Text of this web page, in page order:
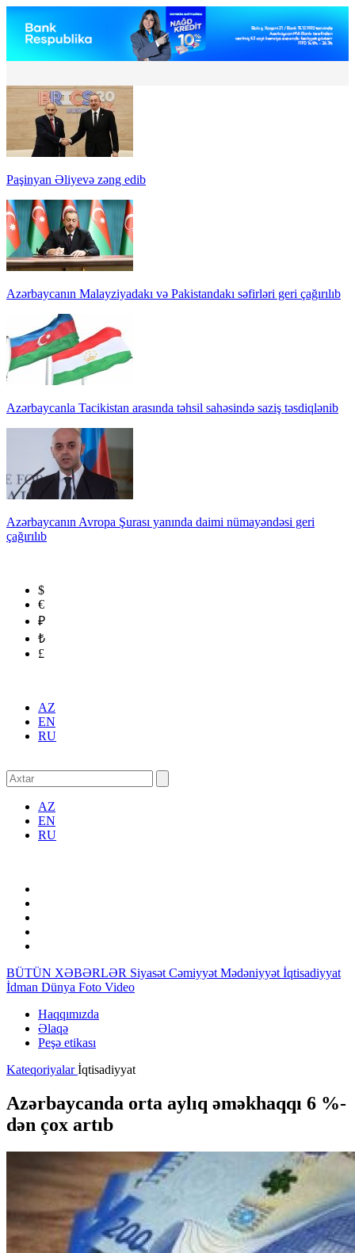
Paşinyan Əliyevə zəng edib
Azərbaycanın Malayziyadakı və Pakistandakı səfirləri geri çağırılıb
Azərbaycanla Tacikistan arasında təhsil sahəsində saziş təsdiqlənib
Azərbaycanın Avropa Şurası yanında daimi nümayəndəsi geri
çağırılıb
$
€
₽
₺
£
AZ
EN
RU
AZ
EN
RU
BÜTÜN XƏBƏRLƏR Siyasət Cəmiyyət Mədəniyyət İqtisadiyyat
İdman Dünya Foto Video
Haqqımızda
Əlaqə
Peşə etikası
Kateqoriyalarİqtisadiyyat
Azərbaycanda orta aylıq əməkhaqqı 6 %-
dən çox artıb